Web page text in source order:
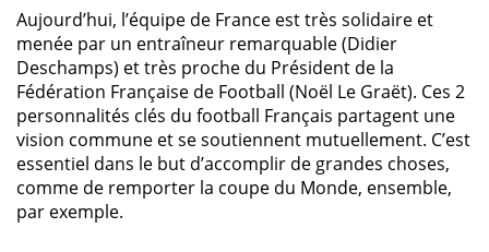
Aujourd’hui, l’équipe de France est très solidaire et
menée par un entraîneur remarquable (Didier
Deschamps) et très proche du Président de la
Fédération Française de Football (Noël Le Graët). Ces 2
personnalités clés du football Français partagent une
vision commune et se soutiennent mutuellement. C’est
essentiel dans le but d’accomplir de grandes choses,
comme de remporter la coupe du Monde, ensemble,
par exemple.